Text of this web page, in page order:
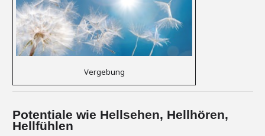
Vergebung
Potentiale wie Hellsehen, Hellhören,
Hellfühlen